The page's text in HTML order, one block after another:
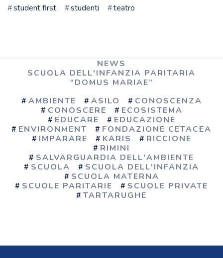
student first
studenti teatro
NEWS
SCUOLA DELL'INFANZIA PARITARIA
“DOMUS MARIAE”
AMBIENTE
ASILO
CONOSCENZA
CONOSCERE
ECOSISTEMA
EDUCARE
EDUCAZIONE
ENVIRONMENT
FONDAZIONE CETACEA
IMPARARE
KARIS
RICCIONE
RIMINI
SALVARGUARDIA DELL'AMBIENTE
SCUOLA
SCUOLA DELL'INFANZIA
SCUOLA MATERNA
SCUOLE PARITARIE
SCUOLE PRIVATE
TARTARUGHE